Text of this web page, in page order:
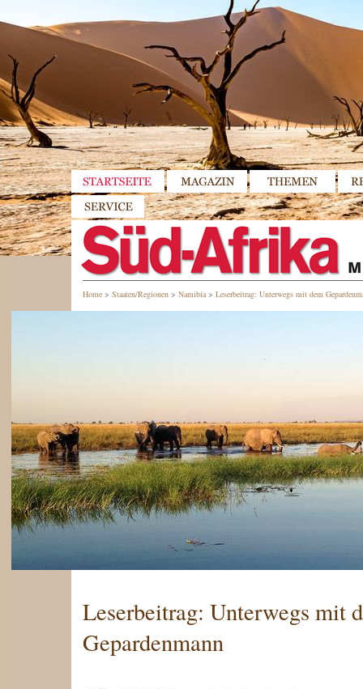
Home > Staaten/Regionen > Namibia> Leserbeitrag: Unterwegs mit dem
Leserbeitrag: Unterwegs mit
Gepardenmann